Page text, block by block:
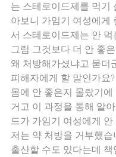
는 스테로이드제를 먹기
아보니 가임기 여성에게
서 스테로이드제는 안
그럼 그것보다 더 안 좋
왜 처방해가셨냐고 묻더
피해자에게 할 말인가요
몸에 안 좋은지 몰랐기에
거고 이 과정을 통해 알
드가 가임기 여성에게 안
저는 약 처방을 거부했
출산할 수도 있다는데